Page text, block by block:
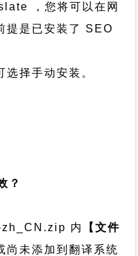
，您将可以在网
提是已安装了 SEO
择手动安装。
？
内
【文件
尚未添加到翻译系统